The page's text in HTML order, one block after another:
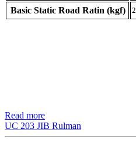
Basic Static Road Ratin (kgf)
Read more
UC 203 JIB Rulman